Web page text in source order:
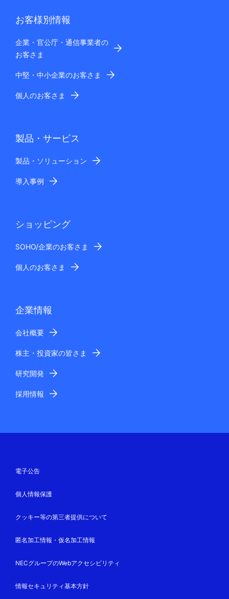
お客様別情報
企業・官公庁・通信事業者の
お客さま
中堅・中小企業のお客さま
個人のお客さま
製品・サービス
製品・ソリューション
導入事例
ショッピング
SOHO/企業のお客さま
個人のお客さま
企業情報
会社概要
株主・投資家の皆さま
研究開発
採用情報
電子公告
個人情報保護
クッキー等の第三者提供について
匿名加工情報・仮名加工情報
NECグループのWebアクセシビリティ
情報セキュリティ基本方針